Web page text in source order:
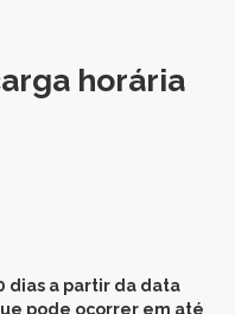
horária
dias a partir da data
pode ocorrer em até